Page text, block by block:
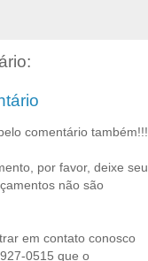
comentário também!!!
por favor, deixe seu
não são
em contato conosco
0515 que o